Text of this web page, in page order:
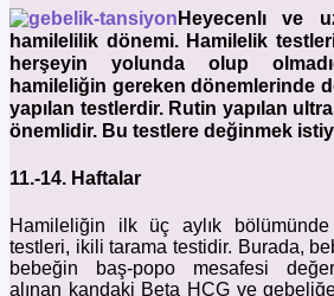
Heyecenlı ve
hamilelilik dönemi. Hamilelik
herşeyin yolunda olup
hamileliğin gereken dönemlerinde
yapılan testlerdir. Rutin yapılan
önemlidir. Bu testlere değinmek
11.-14. Haftalar
Hamileliğin ilk üç aylık
testleri, ikili tarama testidir. Burada,
bebeğin baş-popo mesafesi
alınan kandaki Beta HCG ve